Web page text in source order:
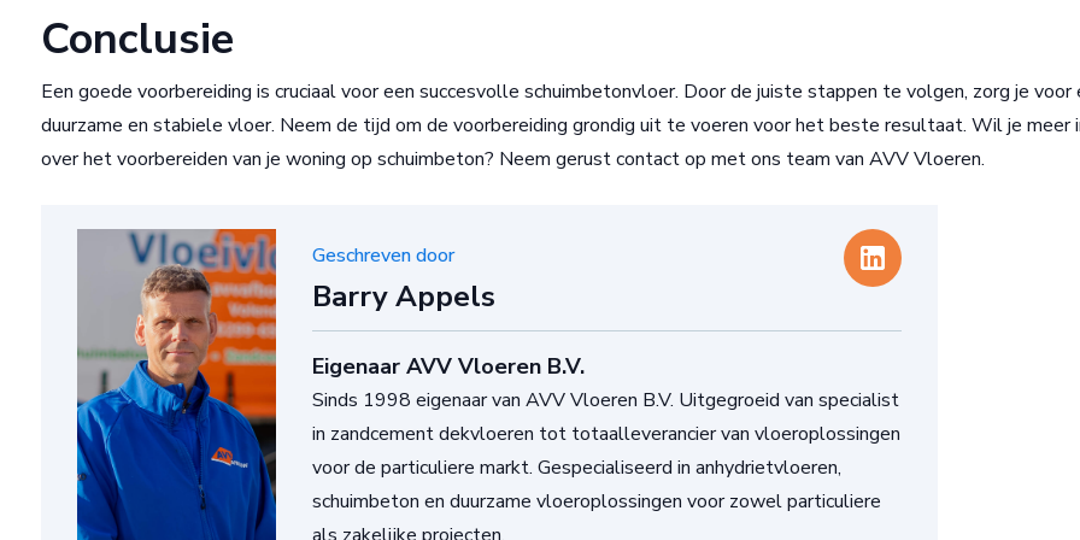
Conclusie
Een goede voorbereiding is cruciaal voor een succesvolle schuimbetonvloer. Door de juiste stappen te volgen, zorg je voor
duurzame en stabiele vloer. Neem de tijd om de voorbereiding grondig uit te voeren voor het beste resultaat. Wil je meer
over het voorbereiden van je woning op schuimbeton? Neem gerust contact op met ons team van AVV Vloeren.
Geschreven door
Barry Appels
Eigenaar AVV Vloeren B.V.
Sinds 1998 eigenaar van AVV Vloeren B.V. Uitgegroeid van specialist
in zandcement dekvloeren tot totaalleverancier van vloeroplossingen
voor de particuliere markt. Gespecialiseerd in anhydrietvloeren,
schuimbeton en duurzame vloeroplossingen voor zowel particuliere
als zakelijke projecten.